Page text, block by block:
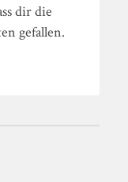
dir die
gefallen.